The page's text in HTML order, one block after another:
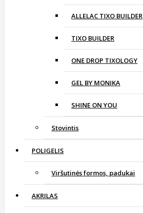
ALLELAC TIXO BUILDER
TIXO BUILDER
ONE DROP TIXOLOGY
GEL BY MONIKA
SHINE ON YOU
Stovintis
POLIGELIS
Viršutinės formos, padukai
AKRILAS